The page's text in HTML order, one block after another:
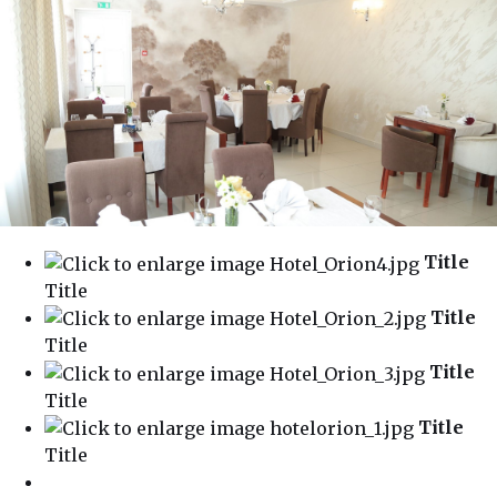
Title
Title
Title
Title
Title
Title
Title
Title